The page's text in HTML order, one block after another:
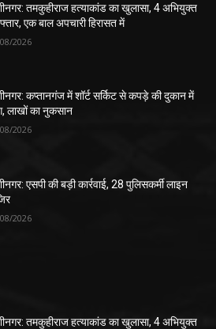
तमकुहीराज हत्याकांड का खुलासा, 4 अभियुक्त
एक बाल अपचारी हिरासत में
2026
कप्तानगंज में शॉर्ट सर्किट से कपड़े की दुकान में
लाखों का नुकसान
2026
एसपी की बड़ी कार्रवाई, 28 पुलिसकर्मी लाइन
2026
तमकुहीराज हत्याकांड का खुलासा, 4 अभियुक्त